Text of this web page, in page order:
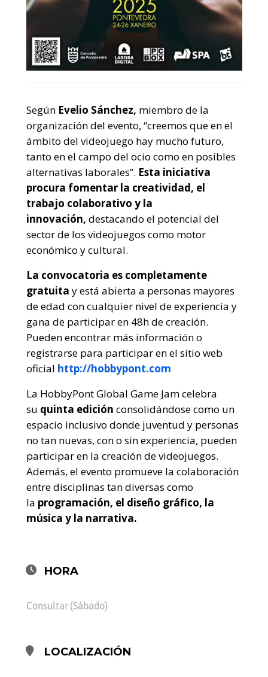
Según Evelio Sánchez, miembro de la
organización del evento, “creemos que en el
ámbito del videojuego hay mucho futuro,
tanto en el campo del ocio como en posibles
alternativas laborales”. Esta iniciativa
procura fomentar la creatividad, el
trabajo colaborativo y la
innovación, destacando el potencial del
sector de los videojuegos como motor
económico y cultural.
La convocatoria es completamente
gratuita y está abierta a personas mayores
de edad con cualquier nivel de experiencia y
gana de participar en 48h de creación.
Pueden encontrar más información o
registrarse para participar en el sitio web
oficial http://hobbypont.com
La HobbyPont Global Game Jam celebra
su quinta edición consolidándose como un
espacio inclusivo donde juventud y personas
no tan nuevas, con o sin experiencia, pueden
participar en la creación de videojuegos.
Además, el evento promueve la colaboración
entre disciplinas tan diversas como
la programación, el diseño gráfico, la
música y la narrativa.
HORA
Consultar (Sábado)
LOCALIZACIÓN